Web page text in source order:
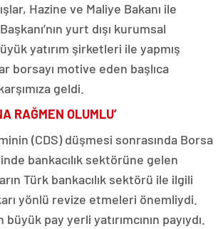
Hazine ve Maliye Bakanı ile
yurt dışı kurumsal
yatırım şirketleri ile yapmış
borsayı motive eden başlıca
geldi.
RAĞMEN OLUMLU’
(CDS) düşmesi sonrasında Borsa
bankacılık sektörüne gelen
Türk bankacılık sektörü ile ilgili
yönlü revize etmeleri önemliydi.
pay yerli yatırımcının payıydı.